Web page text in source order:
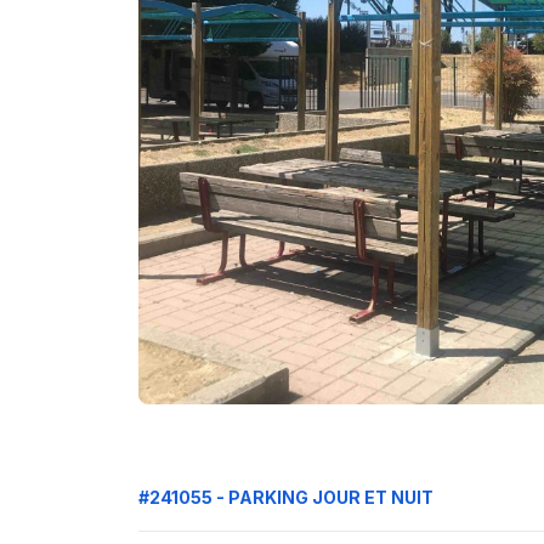
#241055 - PARKING JOUR ET NUIT